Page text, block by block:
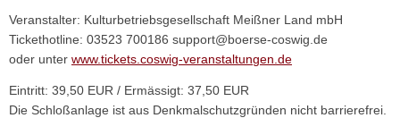
Veranstalter: Kulturbetriebsgesellschaft Meißner Land mbH
Tickethotline: 03523 700186 support@boerse-coswig.de
oder unter www.tickets.coswig-veranstaltungen.de
Eintritt: 39,50 EUR / Ermässigt: 37,50 EUR
Die Schloßanlage ist aus Denkmalschutzgründen nicht barrierefrei.